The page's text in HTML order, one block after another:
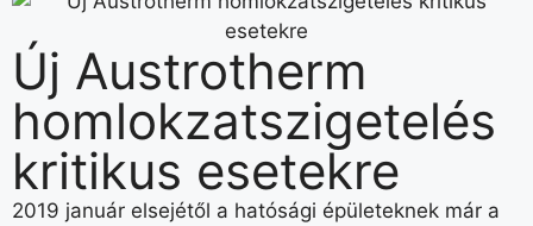
Új Austrotherm
homlokzatszigetelés
kritikus esetekre
2019 január elsejétől a hatósági épületeknek már a